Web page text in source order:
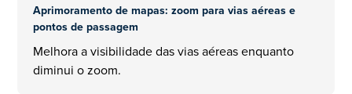
Aprimoramento de mapas: zoom para vias aéreas e
pontos de passagem
Melhora a visibilidade das vias aéreas enquanto
diminui o zoom.